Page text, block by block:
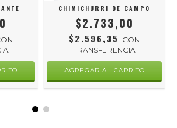
CHIMICHURRI DE CAMPO
$2.733,00
$2.596,35
CON
TRANSFERENCIA